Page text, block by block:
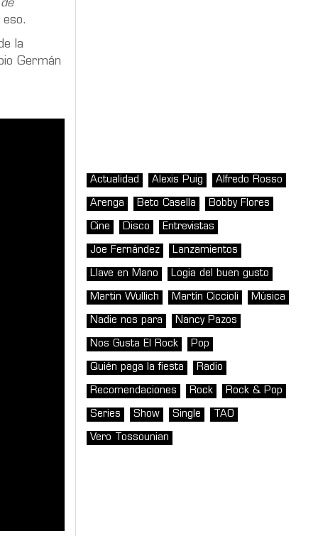
la
Germán
Actualidad Alexis Puig Alfredo Rosso
Arenga Beto Casella Bobby Flores
Cine Disco Entrevistas
Joe Fernández Lanzamientos
Llave en Mano Logia del buen gusto
Martin Wullich Martín Ciccioli Música
Nadie nos para Nancy Pazos
Nos Gusta El Rock Pop
Quién paga la fiesta Radio
Recomendaciones Rock Rock & Pop
Series Show Single TAO
Vero Tossounian